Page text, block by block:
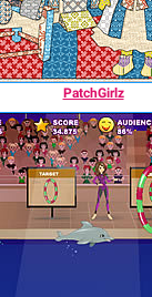
PatchGirlz